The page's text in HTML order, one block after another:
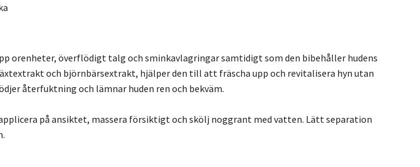
orenheter, överflödigt talg och sminkavlagringar samtidigt som den bibehåller hudens
och björnbärsextrakt, hjälper den till att fräscha upp och revitalisera hyn utan
återfuktning och lämnar huden ren och bekväm.
på ansiktet, massera försiktigt och skölj noggrant med vatten. Lätt separation